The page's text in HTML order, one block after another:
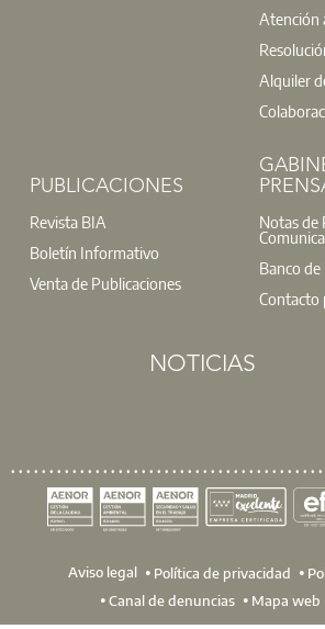
Atención
Alquiler
PUBLICACIONES
Revista BIA
Boletín Informativo
Venta de Publicaciones
Notas de
Banco
Contacto
NOTICIAS
Aviso legal Política de privacidad
Canal de denuncias
Mapa web